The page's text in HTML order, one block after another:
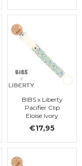
BIBS x Liberty
Pacifier Clip
Eloise Ivory
€17,95